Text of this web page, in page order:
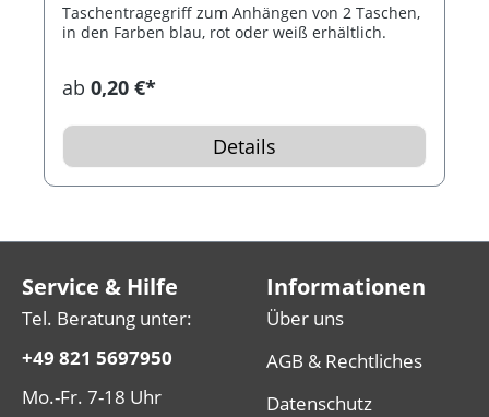
Taschentragegriff zum Anhängen von 2 Taschen,
in den Farben blau, rot oder weiß erhältlich.
ab 0,20 €*
Details
Service & Hilfe
Tel. Beratung unter:
+49 821 5697950
Mo.-Fr. 7-18 Uhr
Informationen
Über uns
AGB & Rechtliches
Datenschutz